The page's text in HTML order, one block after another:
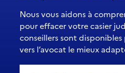
Nous vous aidons à
pour effacer votre casier
conseillers sont
vers l’avocat le mieux